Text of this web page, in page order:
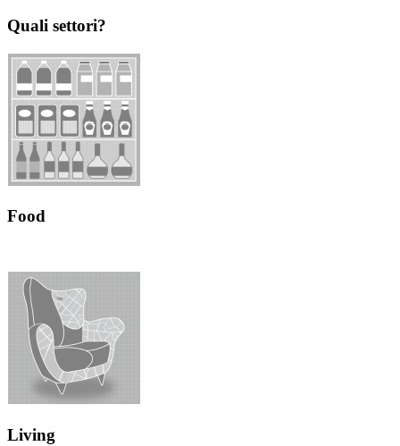
Quali settori?
Food
Living